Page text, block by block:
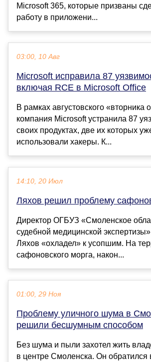
Microsoft 365, которые призваны
работу в приложени...
03:00, 10 Авг
Microsoft исправила 87
включая RCE в Microsoft Office
В рамках августовского «вторника
компания Microsoft устранила 87
своих продуктах, две их которых
использовали хакеры. К...
14:10, 20 Июл
Ляхов решил проблему
Директор ОГБУЗ «Смоленское
судебной медицинской
Ляхов «охладел» к усопшим. На
сафоновского морга, након...
01:00, 29 Ноя
Проблему уличного шума в
решили бесшумным способом
Без шума и пыли захотел жить
в центре Смоленска. Он обратился